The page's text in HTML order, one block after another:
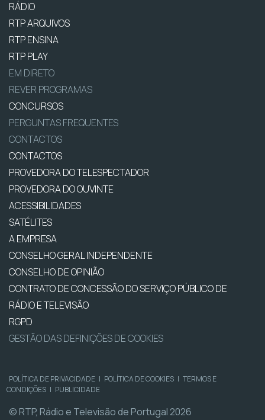
RÁDIO
RTP ARQUIVOS
RTP ENSINA
RTP PLAY
EM DIRETO
REVER PROGRAMAS
CONCURSOS
PERGUNTAS FREQUENTES
CONTACTOS
CONTACTOS
PROVEDORA DO TELESPECTADOR
PROVEDORA DO OUVINTE
ACESSIBILIDADES
SATÉLITES
A EMPRESA
CONSELHO GERAL INDEPENDENTE
CONSELHO DE OPINIÃO
CONTRATO DE CONCESSÃO DO SERVIÇO PÚBLICO DE
RÁDIO E TELEVISÃO
RGPD
GESTÃO DAS DEFINIÇÕES DE COOKIES
POLÍTICA DE PRIVACIDADE | POLÍTICA DE COOKIES | TERMOS E
CONDIÇÕES | PUBLICIDADE
© RTP, Rádio e Televisão de Portugal 2026